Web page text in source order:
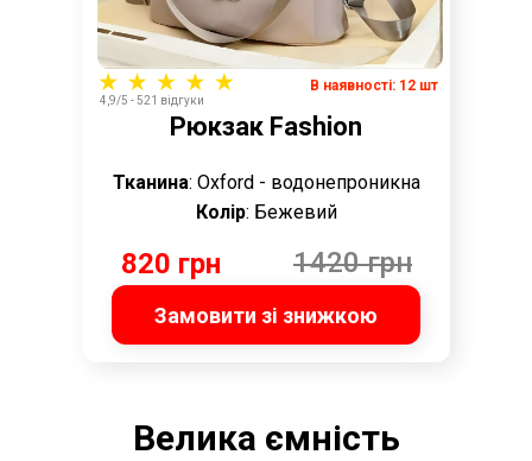
Рюкзак Fashion
Тканина: Oxford - водонепроникна
Колір: Бежевий
Замовити зі знижкою
4,9/5 - 521 відгуки
В наявності: 12 шт
820 грн 1420 грн
Велика ємність